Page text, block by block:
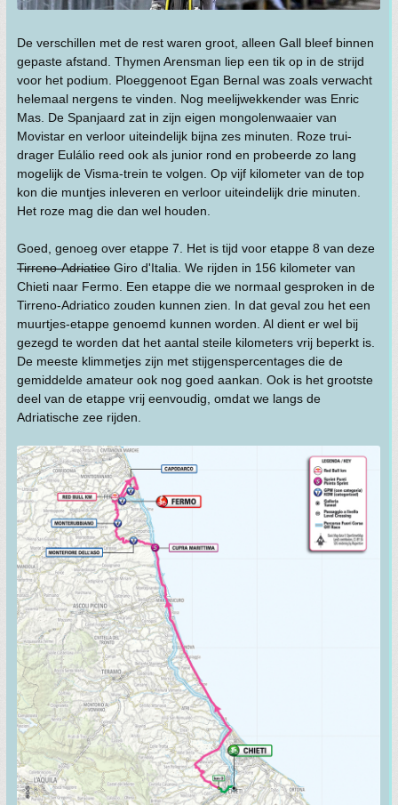
De verschillen met de rest waren groot, alleen Gall bleef binnen
gepaste afstand. Thymen Arensman liep een tik op in de strijd
voor het podium. Ploeggenoot Egan Bernal was zoals verwacht
helemaal nergens te vinden. Nog meelijwekkender was Enric
Mas. De Spanjaard zat in zijn eigen mongolenwaaier van
Movistar en verloor uiteindelijk bijna zes minuten. Roze trui-
drager Eulálio reed ook als junior rond en probeerde zo lang
mogelijk de Visma-trein te volgen. Op vijf kilometer van de top
kon die muntjes inleveren en verloor uiteindelijk drie minuten.
Het roze mag die dan wel houden.
Goed, genoeg over etappe 7. Het is tijd voor etappe 8 van deze
Tirreno-Adriatico Giro d'Italia. We rijden in 156 kilometer van
Chieti naar Fermo. Een etappe die we normaal gesproken in de
Tirreno-Adriatico zouden kunnen zien. In dat geval zou het een
muurtjes-etappe genoemd kunnen worden. Al dient er wel bij
gezegd te worden dat het aantal steile kilometers vrij beperkt is.
De meeste klimmetjes zijn met stijgenspercentages die de
gemiddelde amateur ook nog goed aankan. Ook is het grootste
deel van de etappe vrij eenvoudig, omdat we langs de
Adriatische zee rijden.